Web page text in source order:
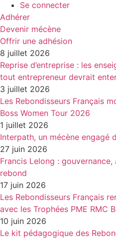
Se connecter
Adhérer
Devenir mécène
Offrir une adhésion
8 juillet 2026
Reprise d’entreprise : les
tout entrepreneur devrait
3 juillet 2026
Les Rebondisseurs Français
Boss Women Tour 2026
1 juillet 2026
Interpath, un mécène engagé
27 juin 2026
Francis Lelong :
rebond
17 juin 2026
Les Rebondisseurs Français
avec les Trophées PME RMC
10 juin 2026
Le kit pédagogique des